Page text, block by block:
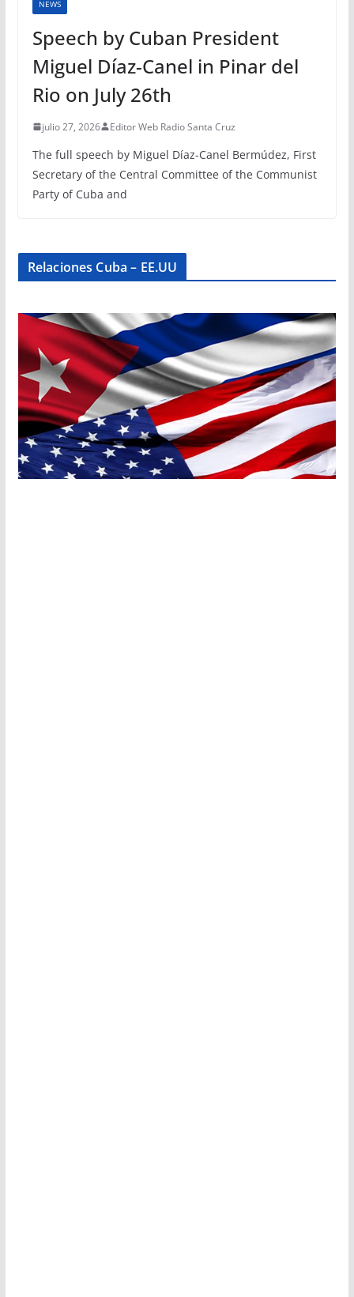
NEWS
Speech by Cuban President
Miguel Díaz-Canel in Pinar del
Rio on July 26th
julio 27, 2026 Editor Web Radio Santa Cruz
The full speech by Miguel Díaz-Canel Bermúdez, First
Secretary of the Central Committee of the Communist
Party of Cuba and
Relaciones Cuba – EE.UU